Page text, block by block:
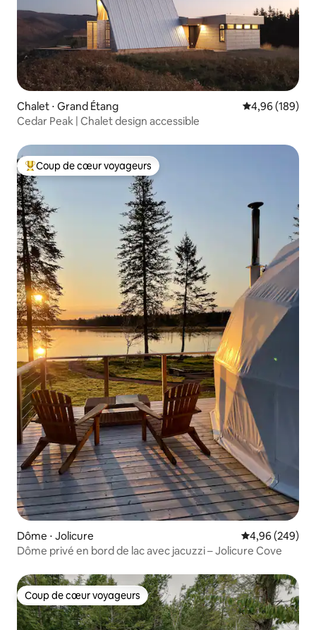
Chalet ⋅ Grand Étang Évaluation
4,96 (189)
Cedar Peak | Chalet design accessible
Coups de cœur voyageurs les plus appréciés
Coup de cœur voyageurs
Dôme ⋅ Jolicure Évaluation
4,96 (249)
Dôme privé en bord de lac avec jacuzzi – Jolicure Cove
Coup de cœur voyageurs
Coup de cœur voyageurs